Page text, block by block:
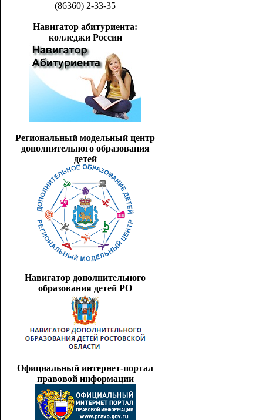
(86360) 2-33-35
Навигатор абитуриента:
колледжи России
Региональный модельный центр
дополнительного образования
детей
Навигатор дополнительного
образования детей РО
Официальный интернет-портал
правовой информации